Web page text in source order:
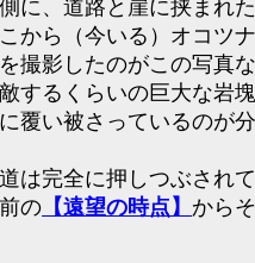
に、道路と崖に挟まれ
から（今いる）オコツ
撮影したのがこの写真
するくらいの巨大な岩
覆い被さっているのが
は完全に押しつぶされ
の 【遠望の時点】から